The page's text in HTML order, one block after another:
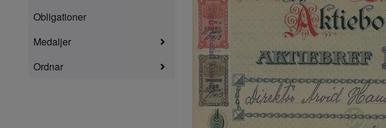
Obligationer
Medaljer
Ordnar